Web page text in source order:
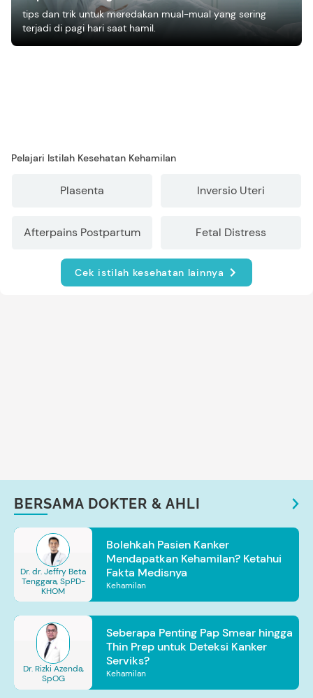
tips dan trik untuk meredakan mual-mual yang sering
terjadi di pagi hari saat hamil.
Pelajari Istilah Kesehatan Kehamilan
Plasenta Inversio Uteri
Afterpains Postpartum Fetal Distress
Cek istilah kesehatan lainnya
BERSAMA DOKTER & AHLI
Dr. dr. Jeffry Beta
Tenggara, SpPD-
KHOM
Bolehkah Pasien Kanker
Mendapatkan Kehamilan? Ketahui
Fakta Medisnya
Kehamilan
Dr. Rizki Azenda,
SpOG
Seberapa Penting Pap Smear hingga
Thin Prep untuk Deteksi Kanker
Serviks?
Kehamilan